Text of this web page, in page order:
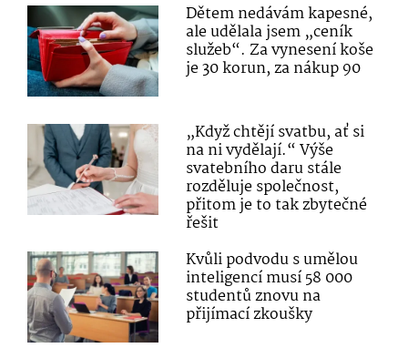
Dětem nedávám kapesné,
ale udělala jsem „ceník
služeb“. Za vynesení koše
je 30 korun, za nákup 90
„Když chtějí svatbu, ať si
na ni vydělají.“ Výše
svatebního daru stále
rozděluje společnost,
přitom je to tak zbytečné
řešit
Kvůli podvodu s umělou
inteligencí musí 58 000
studentů znovu na
přijímací zkoušky